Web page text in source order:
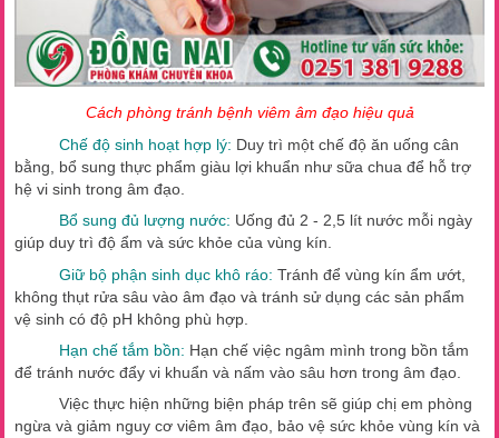
Cách phòng tránh bệnh viêm âm đạo hiệu quả
Chế độ sinh hoạt hợp lý: Duy trì một chế độ ăn uống cân
bằng, bổ sung thực phẩm giàu lợi khuẩn như sữa chua để hỗ trợ
hệ vi sinh trong âm đạo.
Bổ sung đủ lượng nước: Uống đủ 2 - 2,5 lít nước mỗi ngày
giúp duy trì độ ẩm và sức khỏe của vùng kín.
Giữ bộ phận sinh dục khô ráo:Tránh để vùng kín ẩm ướt,
không thụt rửa sâu vào âm đạo và tránh sử dụng các sản phẩm
vệ sinh có độ pH không phù hợp.
Hạn chế tắm bồn: Hạn chế việc ngâm mình trong bồn tắm
để tránh nước đẩy vi khuẩn và nấm vào sâu hơn trong âm đạo.
Việc thực hiện những biện pháp trên sẽ giúp chị em phòng
ngừa và giảm nguy cơ viêm âm đạo, bảo vệ sức khỏe vùng kín và